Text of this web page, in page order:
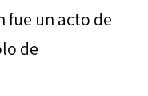
fue un acto de
de